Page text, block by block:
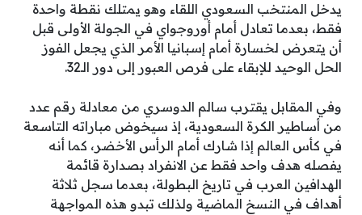
يدخل المنتخب السعودي اللقاء وهو يمتلك نقطة واحدة
فقط، بعدما تعادل أمام أوروجواي في الجولة الأولى قبل
أن يتعرض لخسارة أمام إسبانيا الأمر الذي يجعل الفوز
الحل الوحيد للإبقاء على فرص العبور إلى دور الـ32.
وفي المقابل يقترب سالم الدوسري من معادلة رقم عدد
من أساطير الكرة السعودية، إذ سيخوض مباراته التاسعة
في كأس العالم إذا شارك أمام الرأس الأخضر، كما أنه
يفصله هدف واحد فقط عن الانفراد بصدارة قائمة
الهدافين العرب في تاريخ البطولة، بعدما سجل ثلاثة
أهداف في النسخ الماضية ولذلك تبدو هذه المواجهة